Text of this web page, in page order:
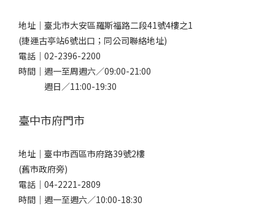
地址｜ 臺北市大安區羅斯福路二段41號4樓之1
(捷運古亭站6號出口；同公司聯絡地址)
電話｜ 02-2396-2200
時間｜週一至周週六／09:00-21:00
週日／11:00-19:30
臺中市府門市
地址｜ 臺中市西區市府路39號2樓
(舊市政府旁)
電話｜ 04-2221-2809
時間｜週一至週六／10:00-18:30